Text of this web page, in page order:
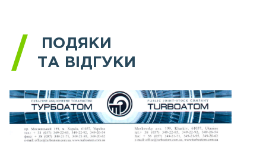
ПОДЯКИ
ТА ВІДГУКИ